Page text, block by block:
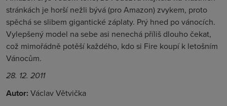
stránkách je horší nežli bývá (pro Amazon) zvykem, proto
spěchá se slibem gigantické záplaty. Prý hned po vánocích.
Vylepšený model na sebe asi nenechá příliš dlouho čekat,
což mimořádně potěší každého, kdo si Fire koupí k letošním
Vánocům.
28. 12. 2011
Autor: Václav Větvička